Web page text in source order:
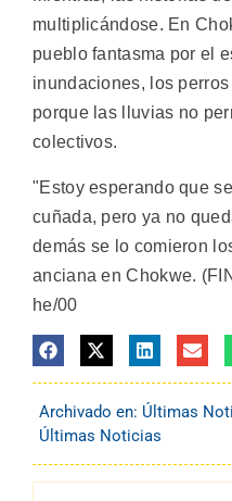
multiplicándose. En
pueblo fantasma por el
inundaciones, los
porque las lluvias no
colectivos.
"Estoy esperando que
cuñada, pero ya no
demás se lo comieron
anciana en Chokwe.
he/00
Archivado en: Últimas
Últimas Noticias